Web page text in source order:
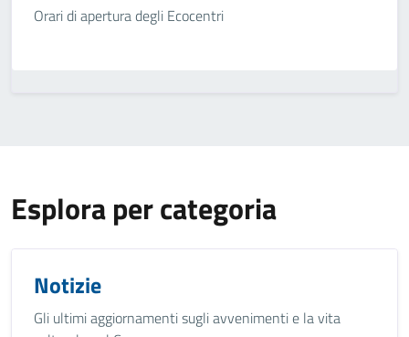
Orari di apertura degli Ecocentri
Esplora per categoria
Notizie
Gli ultimi aggiornamenti sugli avvenimenti e la vita